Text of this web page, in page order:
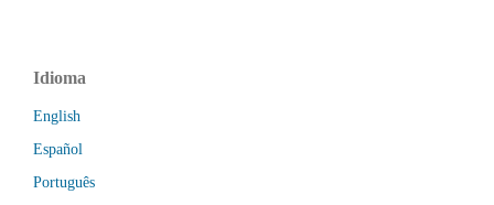
Idioma
English
Español
Português